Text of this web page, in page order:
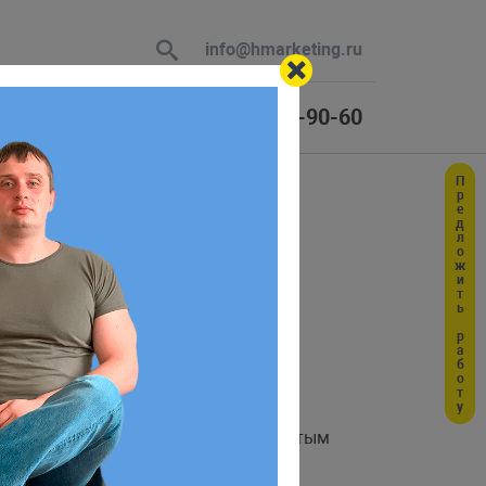
info@hmarketing.ru
+7 (925) 464-90-60
превратиться в месиво
Быстро появляется
кода на соответствие принятым
ответ
с учетом
Предложить работу